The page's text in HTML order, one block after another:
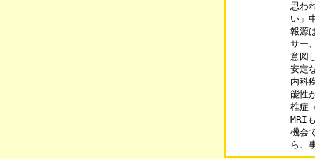
思わ
い」
報源
サー
意図
安定
内科
能性
椎症
MRI
機会
ら、